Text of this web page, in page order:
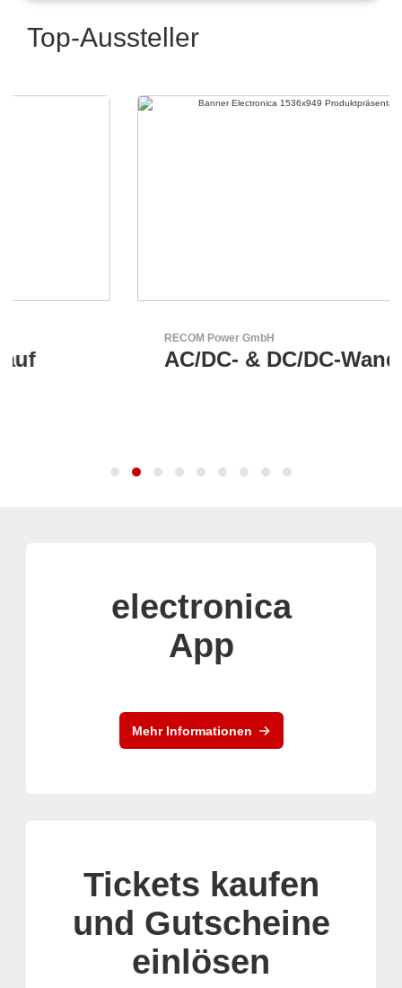
Top-Aussteller
AC/DC- & DC/DC-Wandler
electronica
App
Mehr Informationen
Tickets kaufen
und Gutscheine
einlösen